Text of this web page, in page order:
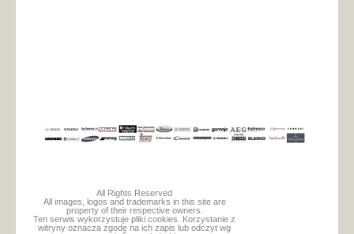
All Rights Reserved
All images, logos and trademarks in this site are
property of their respective owners.
Ten serwis wykorzystuje pliki cookies. Korzystanie z
witryny oznacza zgodę na ich zapis lub odczyt wg